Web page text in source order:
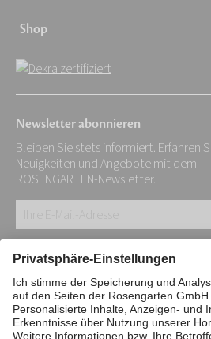
Shop
Newsletter abonnieren
Bleiben Sie stets informiert. Erfahren
Neuigkeiten und Angebote mit dem
ROSENGARTEN-Newsletter.
E-
Mail-
Adresse:
*
Impressum Datenschutz
Interne Meldestelle